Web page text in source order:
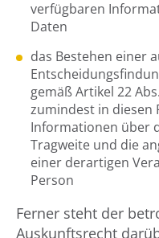
verfügbaren
Daten
das Bestehen einer
gemäß Artikel 22
zumindest in diesen
Informationen über
Tragweite und die
einer derartigen
Person
Ferner steht der
Auskunftsrecht